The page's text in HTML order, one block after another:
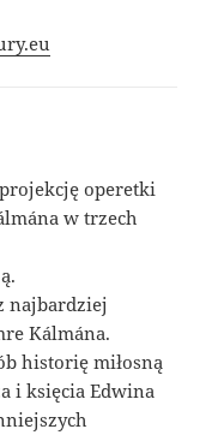
operetki
w trzech
najbardziej
Kálmána.
historię miłosną
i księcia Edwina